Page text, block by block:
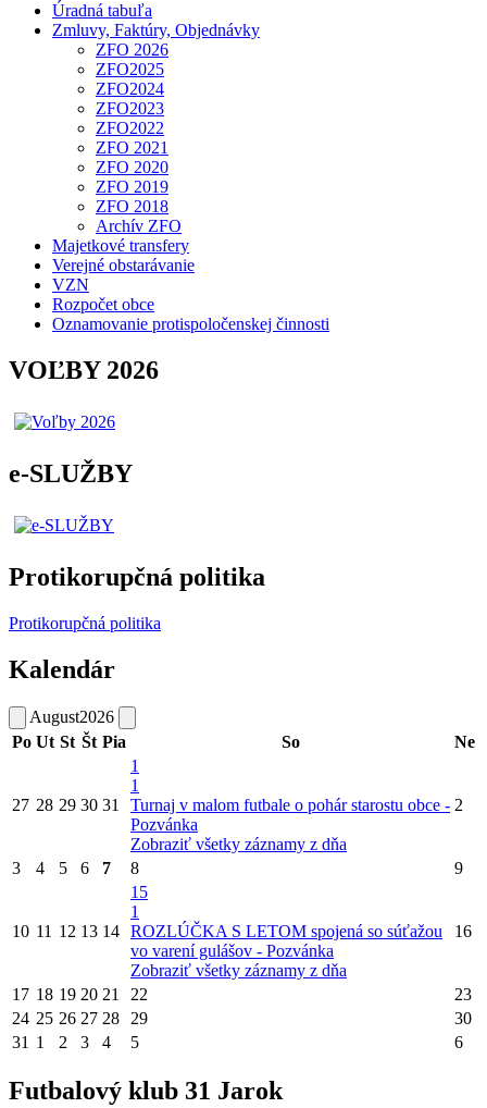
Úradná tabuľa
Zmluvy, Faktúry, Objednávky
ZFO 2026
ZFO2025
ZFO2024
ZFO2023
ZFO2022
ZFO 2021
ZFO 2020
ZFO 2019
ZFO 2018
Archív ZFO
Majetkové transfery
Verejné obstarávanie
VZN
Rozpočet obce
Oznamovanie protispoločenskej činnosti
VOĽBY 2026
e-SLUŽBY
Protikorupčná politika
Protikorupčná politika
Kalendár
August2026
Po Ut St Št Pia So Ne
27 28 29 30 31
1
1
Turnaj v malom futbale o pohár starostu obce -
Pozvánka
Zobraziť všetky záznamy z dňa
2
3 4 5 6 7 8 9
10 11 12 13 14
15
1
ROZLÚČKA S LETOM spojená so súťažou
vo varení gulášov - Pozvánka
Zobraziť všetky záznamy z dňa
16
17 18 19 20 21 22
23
24 25 26 27 28 29
30
31 1 2 3 4 5 6
Futbalový klub 31 Jarok